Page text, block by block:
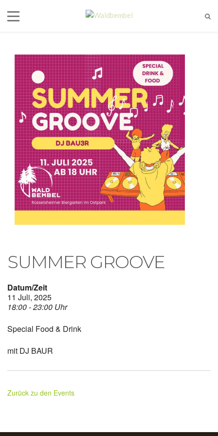
SUMMER GROOVE
Datum/Zeit
11 Juli, 2025
18:00 - 23:00 Uhr
Special Food & Drink
mit DJ BAUR
Zurück zu den Events